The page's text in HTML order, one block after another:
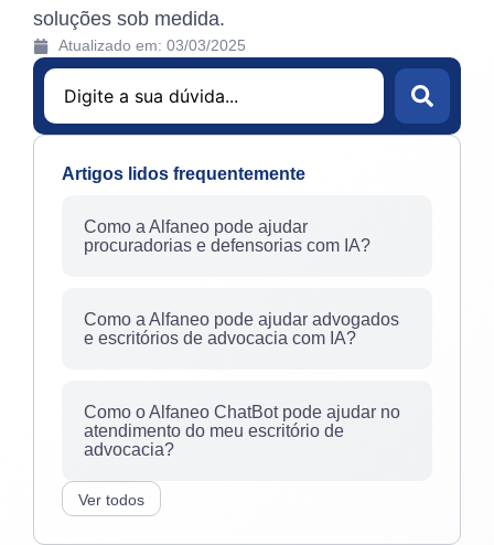
soluções sob medida.
Atualizado em: 03/03/2025
Artigos lidos frequentemente
Como a Alfaneo pode ajudar
procuradorias e defensorias com IA?
Como a Alfaneo pode ajudar advogados
e escritórios de advocacia com IA?
Como o Alfaneo ChatBot pode ajudar no
atendimento do meu escritório de
advocacia?
Ver todos